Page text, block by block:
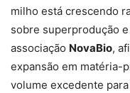
milho está crescendo
sobre superprodução
associação NovaBio,
expansão em matéria-
volume excedente para